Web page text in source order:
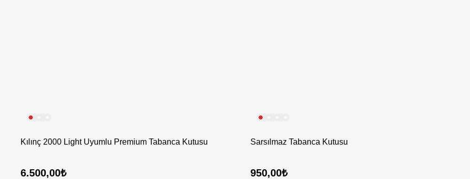
Kılınç 2000 Light Uyumlu Premium Tabanca Kutusu
6.500,00₺
Sarsılmaz Tabanca Kutusu
950,00₺